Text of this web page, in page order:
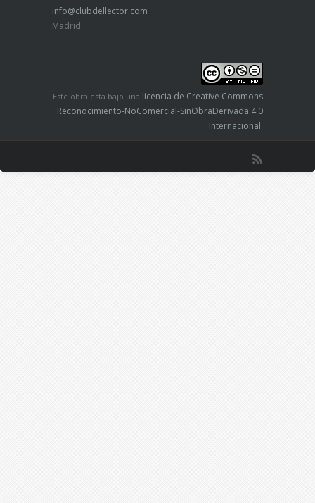
info@clubdellector.com
Madrid
Este obra está bajo una licencia de Creative Commons
Reconocimiento-NoComercial-SinObraDerivada 4.0
Internacional